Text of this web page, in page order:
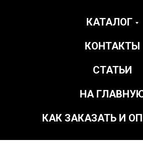
КАТАЛОГ
КОНТАКТЫ
СТАТЬИ
НА
КАК ЗАКАЗАТЬ И